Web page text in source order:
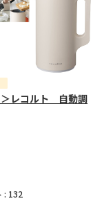
＞レコルト 自動調
: 132